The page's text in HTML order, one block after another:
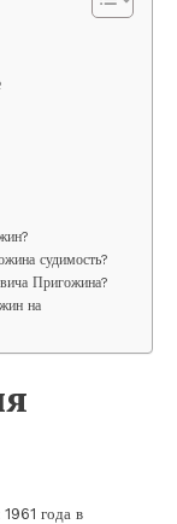
судимость?
Пригожина?
на
года в